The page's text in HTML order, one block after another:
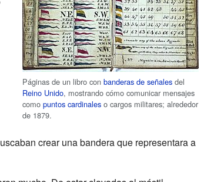
Páginas de un libro conbanderas de señales del
Reino Unido, mostrando cómo comunicar mensajes
comopuntos cardinales o cargos militares; alrededor
de 1879.
crear una bandera que representara a